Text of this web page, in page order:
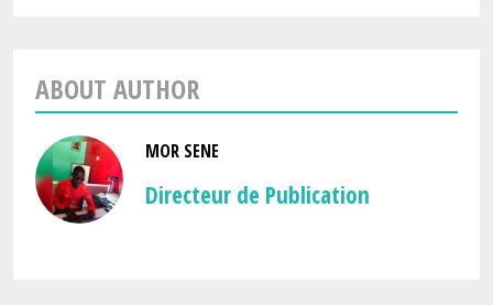
ABOUT AUTHOR
MOR SENE
Directeur de Publication